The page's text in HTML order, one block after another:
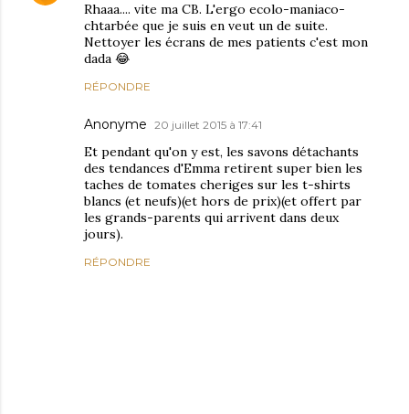
Rhaaa.... vite ma CB. L'ergo ecolo-maniaco-
chtarbée que je suis en veut un de suite.
Nettoyer les écrans de mes patients c'est mon
dada 😂
RÉPONDRE
Anonyme 20 juillet 2015 à 17:41
Et pendant qu'on y est, les savons détachants
des tendances d'Emma retirent super bien les
taches de tomates cheriges sur les t-shirts
blancs (et neufs)(et hors de prix)(et offert par
les grands-parents qui arrivent dans deux
jours).
RÉPONDRE